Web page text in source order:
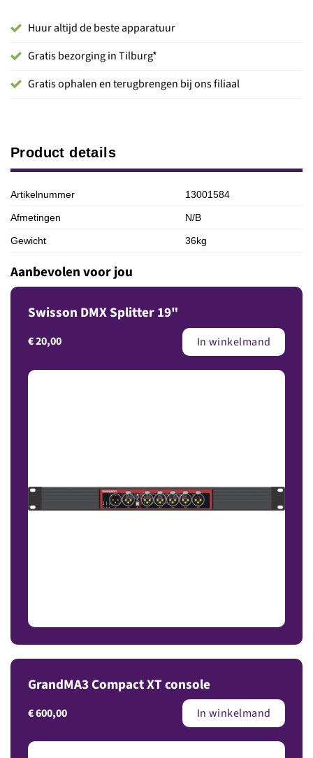
Huur altijd de beste apparatuur
Gratis bezorging in Tilburg*
Gratis ophalen en terugbrengen bij ons filiaal
Product details
Artikelnummer 13001584
Afmetingen N/B
Gewicht 36kg
Aanbevolen voor jou
Swisson DMX Splitter 19"
€20,00 In winkelmand
GrandMA3 Compact XT console
€600,00 In winkelmand